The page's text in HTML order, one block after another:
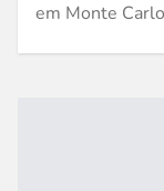
em Monte